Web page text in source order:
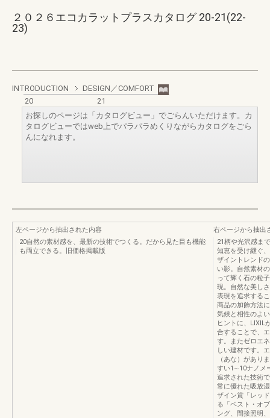
２０２６エコカラットプラスカタログ 20-21(22-
23)
INTRODUCTION
DESIGN／COMFORT
20
21
お探しのページは「カタログビュー」でごらんいただけます。カ
タログビューではweb上でパラパラめくりながらカタログをごら
んになれます。
左ページから抽出された内容
20自然の素材感を、最新の技術でつくる。だから見た目も機能
も両立できる。旧価格掲載版
右ページから抽出
21柄や光沢感ま
知恵を受け継ぐ
ザイントレンド
い影。自然素材
って輝く石の粒
現。自然な美し
表現を追求する
商品の加飾方法
気候と相性のよ
ヒントに、LIXIL
合することで、
す。またゼロエ
しい建材です。
（あな）があり
すい1∼10ナノメ
追求された技術
常に優れた吸放
ザイン賞「レッ
る「ベスト・オ
ング、間接照明